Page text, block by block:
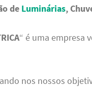
de Luminárias,
“ é uma empresa
nos nossos